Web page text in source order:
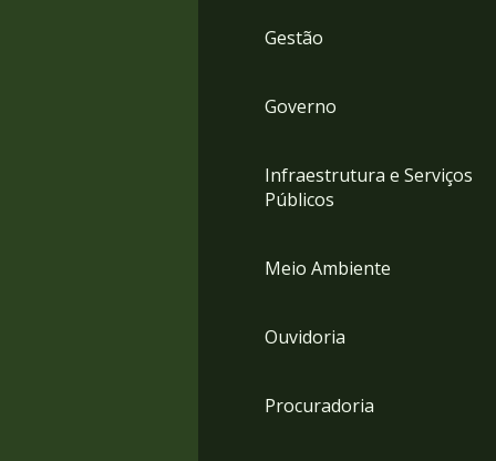
Gestão
Governo
Infraestrutura e Serviços
Públicos
Meio Ambiente
Ouvidoria
Procuradoria